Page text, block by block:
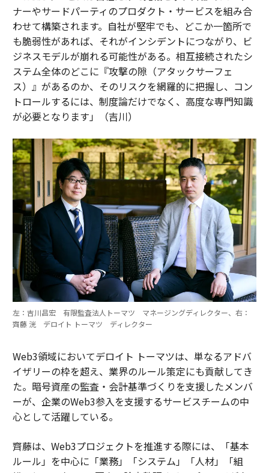
ナーやサードパーティのプロダクト・サービスを組み合
わせて構築されます。自社が堅牢でも、どこか一箇所で
も脆弱性があれば、それがインシデントにつながり、ビ
ジネスモデルが崩れる可能性がある。相互接続されたシ
ステム全体のどこに『攻撃の隙（アタックサーフェ
ス）』があるのか、そのリスクを網羅的に把握し、コン
トロールするには、制度論だけでなく、高度な専門知識
が必要となります」（吉川）
左：吉川昌宏 有限監査法人トーマツ マネージングディレクター、右：
齊藤 洸 デロイト トーマツ ディレクター
Web3領域においてデロイト トーマツは、単なるアドバ
イザリーの枠を超え、業界のルール策定にも貢献してき
た。暗号資産の監査・会計基準づくりを支援したメンバ
ーが、企業のWeb3参入を支援するサービスチームの中
心として活躍している。
齊藤は、Web3プロジェクトを推進する際には、「基本
ルール」を中心に「業務」「システム」「人材」「組